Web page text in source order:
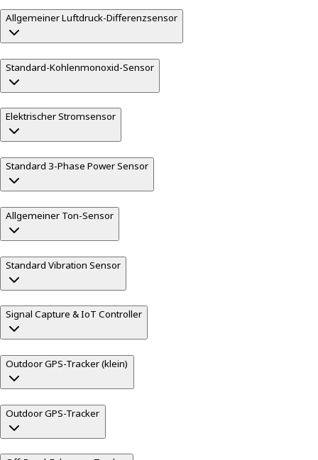
Allgemeiner Luftdruck-Differenzsensor
Standard-Kohlenmonoxid-Sensor
Elektrischer Stromsensor
Standard 3-Phase Power Sensor
Allgemeiner Ton-Sensor
Standard Vibration Sensor
Signal Capture & IoT Controller
Outdoor GPS-Tracker (klein)
Outdoor GPS-Tracker